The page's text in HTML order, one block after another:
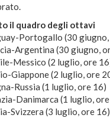
il quadro degli ottavi
Portogallo (30
Argentina (30 giugno,
Messico (2 luglio, ore
Giappone (2 luglio, ore
Russia (1 luglio, ore 16)
Danimarca (1 luglio,
Svizzera (3 luglio, ore 16)